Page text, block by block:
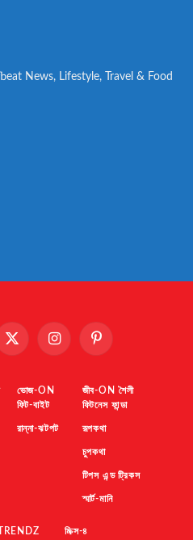
News, Lifestyle, Travel & Food
X
InstagramPinterest
ভোজ-ON
ফিট-বাইট
রান্না-ঝটপট
জীব-ON শৈলী
ফিটনেস ফান্ডা
রূপকথা
চুপকথা
টিপস এন্ড ট্রিকস
স্মার্ট-মানি
মিক্স-৪